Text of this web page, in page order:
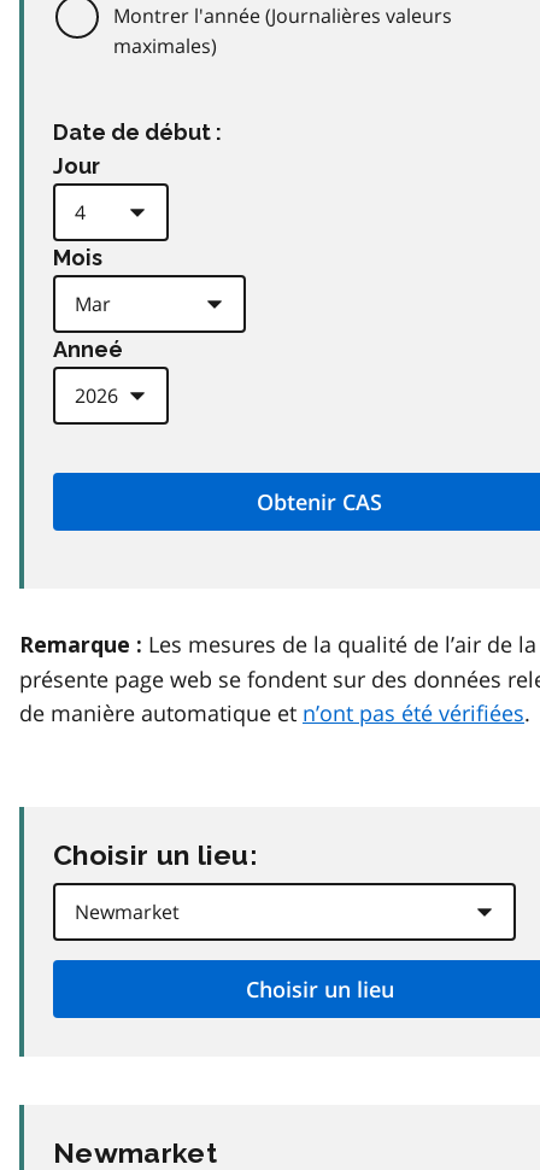
Montrer l'année (Journalières valeurs
maximales)
Date de début :
Jour
Mois
Anneé
Remarque : Les mesures de la qualité de l’air de la
présente page web se fondent sur des données
de manière automatique et n’ont pas été vérifiées.
Choisir un lieu:
Newmarket